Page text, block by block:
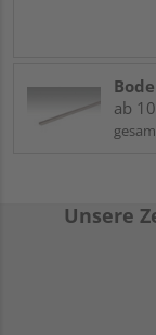
ab
Unsere